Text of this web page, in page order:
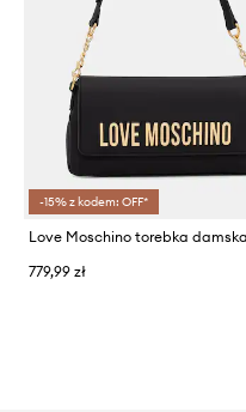
-15% z kodem: OFF*
779,99 zł